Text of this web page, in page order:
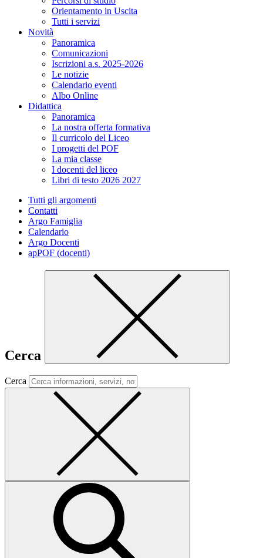
Orientamento in Uscita
Tutti i servizi
Novità
Panoramica
Comunicazioni
Iscrizioni a.s. 2025-2026
Le notizie
Calendario eventi
Albo Online
Didattica
Panoramica
La nostra offerta formativa
Il curricolo del Liceo
I progetti del POF
La mia classe
I docenti del liceo
Libri di testo 2026 2027
Tutti gli argomenti
Contatti
Argo Famiglia
Calendario
Argo Docenti
apPOF (docenti)
Cerca
Cerca